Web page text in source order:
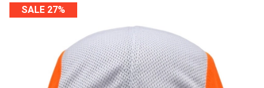
SALE 27%